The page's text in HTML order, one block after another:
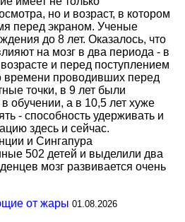
но и возраст, в котором
перед экраном. Ученые
до 8 лет. Оказалось, что
на мозг в два периода - в
и перед поступлением
времени проводивших перед
точки, в 9 лет были
обучении, а в 10,5 лет хуже
- способность удерживать и
здесь и сейчас.
и Сингапура
502 детей и выделили два
мозг развивается очень
от жары 01.08.2026